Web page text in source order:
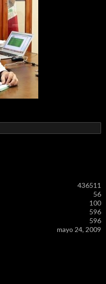
436511
56
100
596
596
mayo 24, 2009